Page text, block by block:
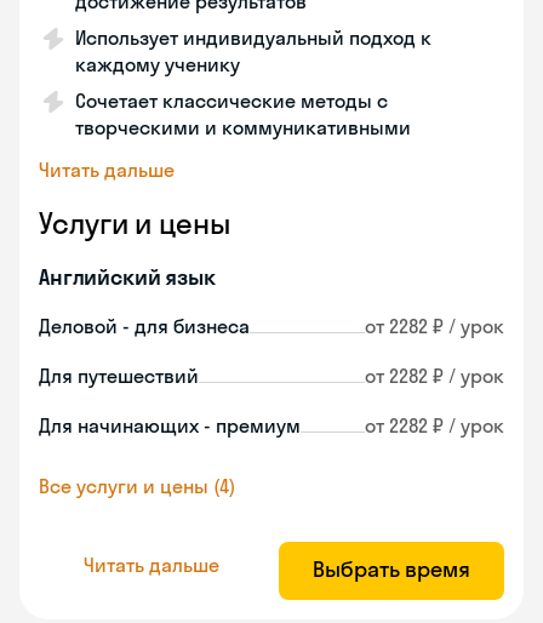
Использует индивидуальный подход к
каждому ученику
Сочетает классические методы с
творческими и коммуникативными
Читать дальше
Услуги и цены
Английский язык
Деловой - для бизнеса от 2282 ₽ / урок
Для путешествий от 2282 ₽ / урок
Для начинающих - премиум от 2282 ₽ / урок
Все услуги и цены (4)
Читать дальше Выбрать время